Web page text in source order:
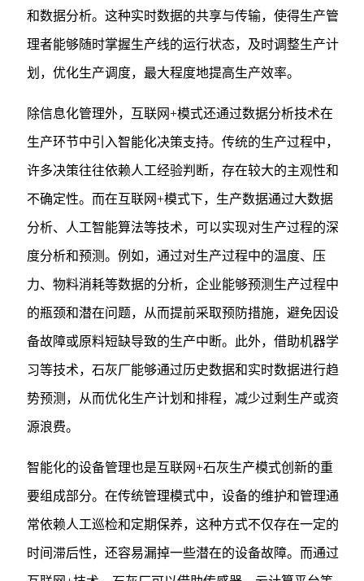
和数据分析。这种实时数据的共享与传输，使得生产管
理者能够随时掌握生产线的运行状态，及时调整生产计
划，优化生产调度，最大程度地提高生产效率。
除信息化管理外，互联网+模式还通过数据分析技术在
生产环节中引入智能化决策支持。传统的生产过程中，
许多决策往往依赖人工经验判断，存在较大的主观性和
不确定性。而在互联网+模式下，生产数据通过大数据
分析、人工智能算法等技术，可以实现对生产过程的深
度分析和预测。例如，通过对生产过程中的温度、压
力、物料消耗等数据的分析，企业能够预测生产过程中
的瓶颈和潜在问题，从而提前采取预防措施，避免因设
备故障或原料短缺导致的生产中断。此外，借助机器学
习等技术，石灰厂能够通过历史数据和实时数据进行趋
势预测，从而优化生产计划和排程，减少过剩生产或资
源浪费。
智能化的设备管理也是互联网+石灰生产模式创新的重
要组成部分。在传统管理模式中，设备的维护和管理通
常依赖人工巡检和定期保养，这种方式不仅存在一定的
时间滞后性，还容易漏掉一些潜在的设备故障。而通过